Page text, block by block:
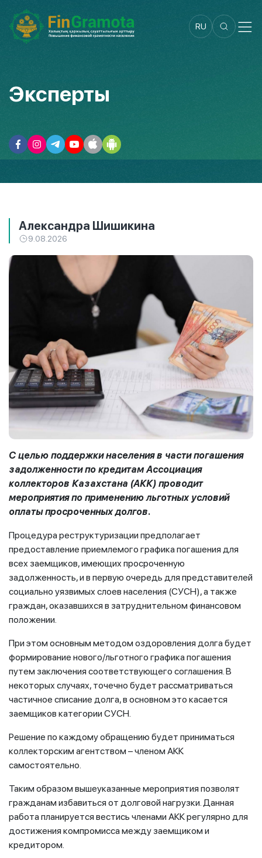
RU
Эксперты
Александра Шишикина
9.08.2026
С целью поддержки населения в части погашения
задолженности по кредитам Ассоциация
коллекторов Казахстана (АКК) проводит
мероприятия по применению льготных условий
оплаты просроченных долгов.
Процедура реструктуризации предполагает
предоставление приемлемого графика погашения для
всех заемщиков, имеющих просроченную
задолженность, и в первую очередь для представителей
социально уязвимых слоев населения (СУСН), а также
граждан, оказавшихся в затруднительном финансовом
положении.
При этом основным методом оздоровления долга будет
формирование нового/льготного графика погашения
путем заключения соответствующего соглашения. В
некоторых случаях, точечно будет рассматриваться
частичное списание долга, в основном это касается
заемщиков категории СУСН.
Решение по каждому обращению будет приниматься
коллекторским агентством – членом АКК
самостоятельно.
Таким образом вышеуказанные мероприятия позволят
гражданам избавиться от долговой нагрузки. Данная
работа планируется вестись членами АКК регулярно для
достижения компромисса между заемщиком и
кредитором.